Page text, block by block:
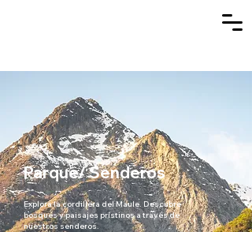
Parque/ Senderos
Explora la cordillera del Maule. Descubre
bosques y paisajes prístinos a través de
nuestros senderos.